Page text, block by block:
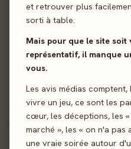
et retrouver plus
sorti à table.
Mais pour que le site soit
représentatif, il manque
vous.
Les avis médias
vivre un jeu, ce sont les
cœur, les déceptions, les
marché », les « on n'a
une vraie soirée autour
Un jeu de plis original très
tous les autres joueurs
commence avec cinq cartes
de jouer une de ses cartes
premier joueur joue
joueur suivant de jouer "plus
peut suivre cette demande,